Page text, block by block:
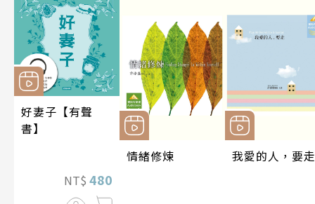
好妻子【有聲
書】
NT$ 480
情緒修煉 我愛的人，要走